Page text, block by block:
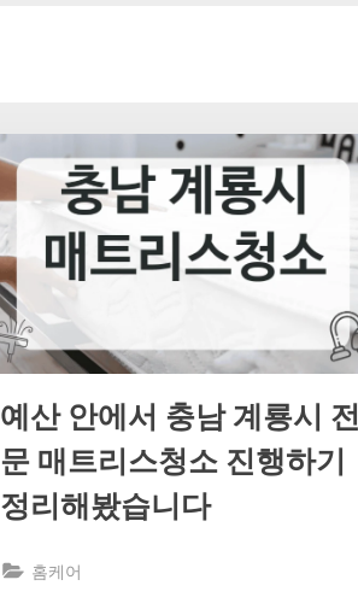
예산 안에서 충남 계룡시 전
문 매트리스청소 진행하기
정리해봤습니다
홈케어